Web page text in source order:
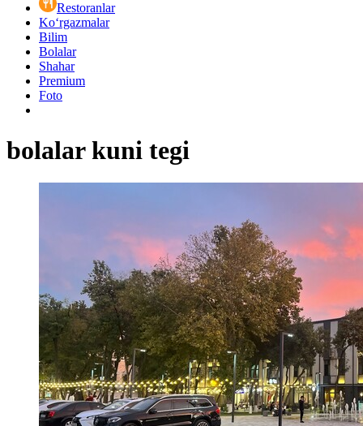
Restoranlar
Ko‘rgazmalar
Bilim
Bolalar
Shahar
Premium
Foto
bolalar kuni tegi